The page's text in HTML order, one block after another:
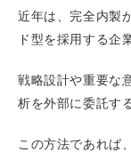
近年は、完全内製
ド型を採用する企
戦略設計や重要な
析を外部に委託す
この方法であれば